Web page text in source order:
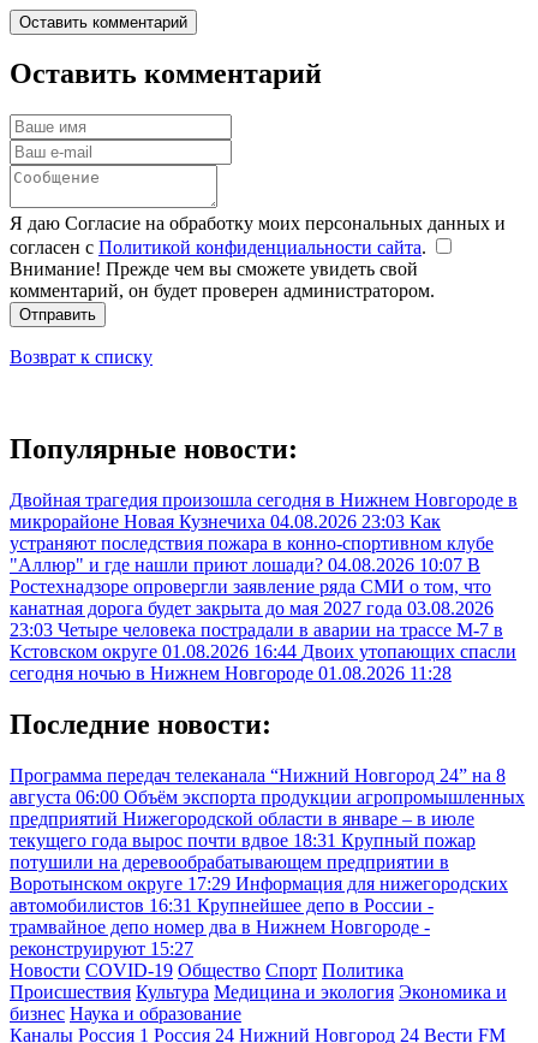
Оставить комментарий
Оставить комментарий
Я даю Согласие на обработку моих персональных данных и
согласен с Политикой конфиденциальности сайта.
Внимание! Прежде чем вы сможете увидеть свой
комментарий, он будет проверен администратором.
Отправить
Возврат к списку
Популярные новости:
Двойная трагедия произошла сегодня в Нижнем Новгороде в
микрорайоне Новая Кузнечиха 04.08.2026 23:03 Как
устраняют последствия пожара в конно-спортивном клубе
"Аллюр" и где нашли приют лошади? 04.08.2026 10:07 В
Ростехнадзоре опровергли заявление ряда СМИ о том, что
канатная дорога будет закрыта до мая 2027 года 03.08.2026
23:03 Четыре человека пострадали в аварии на трассе М-7 в
Кстовском округе 01.08.2026 16:44 Двоих утопающих спасли
сегодня ночью в Нижнем Новгороде 01.08.2026 11:28
Последние новости:
Программа передач телеканала “Нижний Новгород 24” на 8
августа 06:00 Объём экспорта продукции агропромышленных
предприятий Нижегородской области в январе – в июле
текущего года вырос почти вдвое 18:31 Крупный пожар
потушили на деревообрабатывающем предприятии в
Воротынском округе 17:29 Информация для нижегородских
автомобилистов 16:31 Крупнейшее депо в России -
трамвайное депо номер два в Нижнем Новгороде -
реконструируют 15:27
Новости COVID-19 Общество Спорт Политика
Происшествия Культура Медицина и экология Экономика и
бизнес Наука и образование
Каналы Россия 1 Россия 24 Нижний Новгород 24 Вести FM